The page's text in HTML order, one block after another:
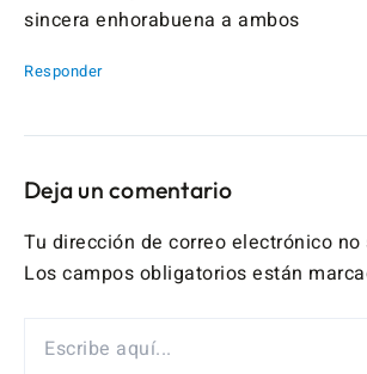
sincera enhorabuena a ambos
Responder
Deja un comentario
Tu dirección de correo electrónico
Los campos obligatorios están
AQUÍ...